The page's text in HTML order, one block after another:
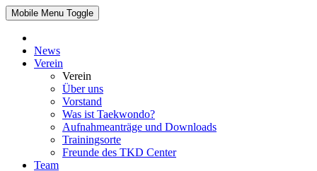
Mobile Menu Toggle
News
Verein
Verein
Über uns
Vorstand
Was ist Taekwondo?
Aufnahmeanträge und Downloads
Trainingsorte
Freunde des TKD Center
Team